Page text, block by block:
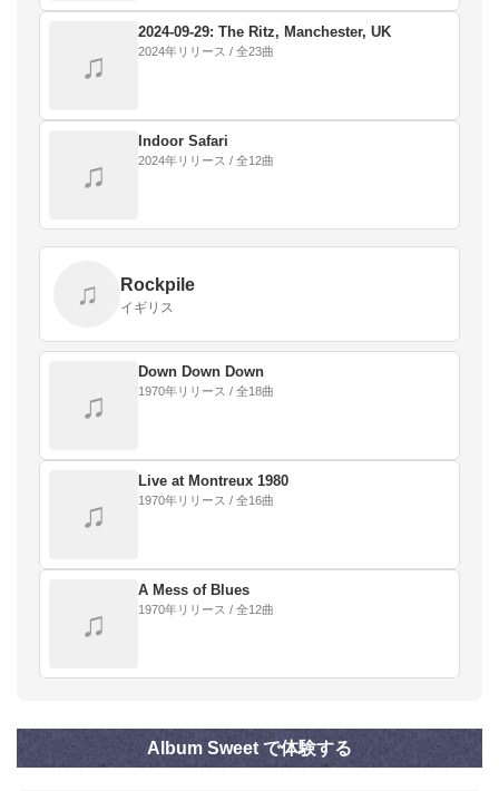
♫
2024-09-29: The Ritz, Manchester, UK
2024年リリース / 全23曲
♫
Indoor Safari
2024年リリース / 全12曲
♫ Rockpile
イギリス
♫
Down Down Down
1970年リリース / 全18曲
♫
Live at Montreux 1980
1970年リリース / 全16曲
♫
A Mess of Blues
1970年リリース / 全12曲
Album Sweet で体験する